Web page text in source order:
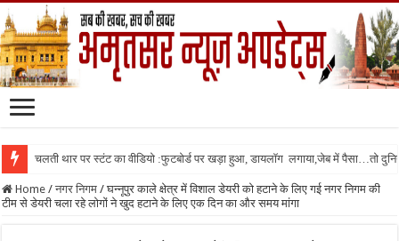
चलती थार पर स्टंट का वीडियो :फुटबोर्ड पर खड़ा हुआ, डायलॉग लगाया,जेब में पैसा…तो
Home / नगर निगम / घन्नूपुर काले क्षेत्र में विशाल डेयरी को हटाने के लिए गई नगर निगम की
टीम से डेयरी चला रहे लोगों ने खुद हटाने के लिए एक दिन का और समय मांगा